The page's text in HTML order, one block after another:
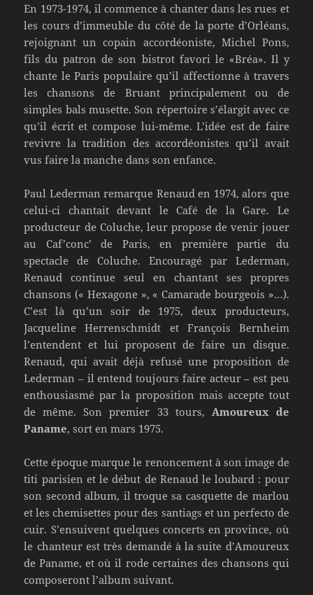
En 1973-1974, il commence à chanter dans les rues et
les cours d’immeuble du côté de la porte d’Orléans,
rejoignant un copain accordéoniste, Michel Pons,
fils du patron de son bistrot favori le «Bréa». Il y
chante le Paris populaire qu’il affectionne à travers
les chansons de Bruant principalement ou de
simples bals musette. Son répertoire s’élargit avec ce
qu’il écrit et compose lui-même. L’idée est de faire
revivre la tradition des accordéonistes qu’il avait
vus faire la manche dans son enfance.
Paul Lederman remarque Renaud en 1974, alors que
celui-ci chantait devant le Café de la Gare. Le
producteur de Coluche, leur propose de venir jouer
au Caf’conc’ de Paris, en première partie du
spectacle de Coluche. Encouragé par Lederman,
Renaud continue seul en chantant ses propres
chansons (« Hexagone », « Camarade bourgeois »…).
C’est là qu’un soir de 1975, deux producteurs,
Jacqueline Herrenschmidt et François Bernheim
l’entendent et lui proposent de faire un disque.
Renaud, qui avait déjà refusé une proposition de
Lederman – il entend toujours faire acteur – est peu
enthousiasmé par la proposition mais accepte tout
de même. Son premier 33 tours, Amoureux de
Paname, sort en mars 1975.
Cette époque marque le renoncement à son image de
titi parisien et le début de Renaud le loubard : pour
son second album, il troque sa casquette de marlou
et les chemisettes pour des santiags et un perfecto de
cuir. S’ensuivent quelques concerts en province, où
le chanteur est très demandé à la suite d’Amoureux
de Paname, et où il rode certaines des chansons qui
composeront l’album suivant.